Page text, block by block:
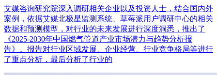
艾媒咨询研究院深入调研相关企业以及投资人士，结合国内外
案例，依据艾媒北极星监测系统、草莓派用户调研中心的相关
数据和预测模型，对行业的未来发展进行深度洞悉，推出了
《2025-2030年中国燃气管道产业市场潜力与趋势分析报
告》。报告对行业区域发展、企业经营、行业竞争格局等进行
了重点分析，最后分析了行业的